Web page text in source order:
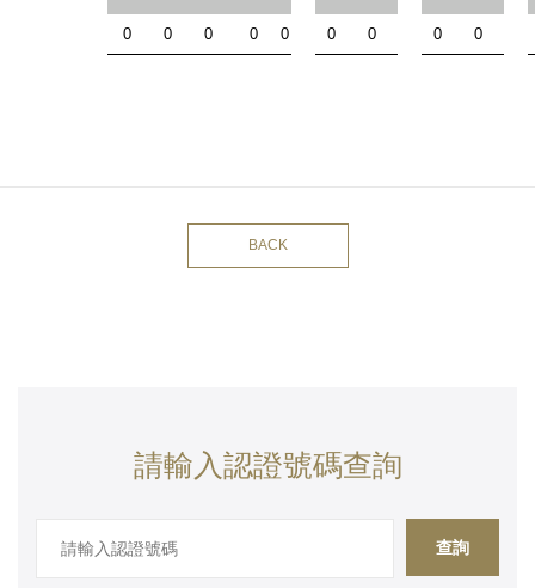
0 0 0 0 0 0 0 0 0
BACK
請輸入認證號碼查詢
查詢